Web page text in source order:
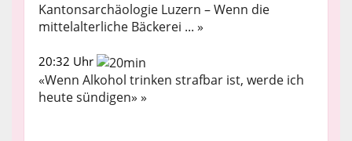
Kantonsarchäologie Luzern – Wenn die
mittelalterliche Bäckerei ... »
20:32 Uhr
«Wenn Alkohol trinken strafbar ist, werde ich
heute sündigen» »